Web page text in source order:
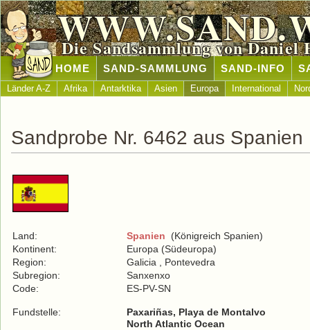
Die Sandsammlung von Daniel
HOME SAND-SAMMLUNG SAND-INFO
Länder A-Z Afrika Antarktika Asien Europa International
Sandprobe Nr. 6462 aus Spanien
Land: Spanien (Königreich Spanien)
Kontinent:
Europa (Südeuropa)
Region:
Galicia , Pontevedra
Subregion:
Sanxenxo
Code:
ES-PV-SN
Fundstelle:
Paxariñas, Playa de Montalvo
North Atlantic Ocean